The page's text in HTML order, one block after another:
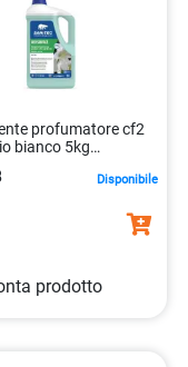
pulito, sicuro
profumatore cf2
bianco 5kg
Disponibile
prodotto